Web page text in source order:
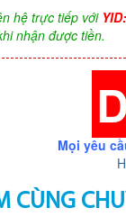
hệ trực tiếp với
nhận được tiền.
Mọi yêu
CÙNG